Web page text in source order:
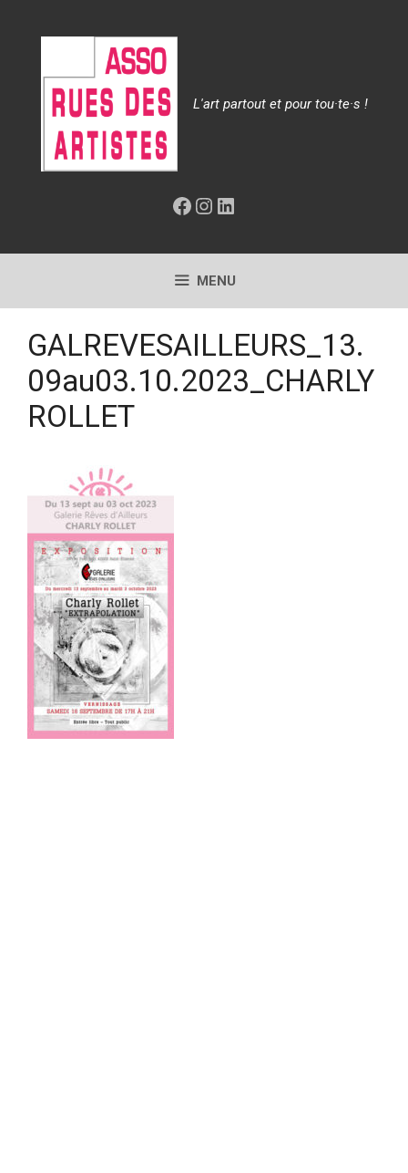
L'art partout et pour tou·te·s !
Facebook
Instagram
LinkedIn
MENU
GALREVESAILLEURS_13.
09au03.10.2023_CHARLY
ROLLET